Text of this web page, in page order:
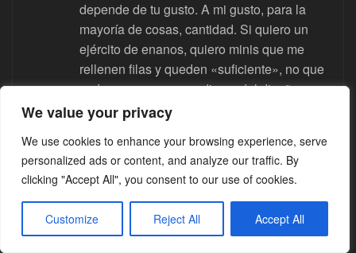
We value your privacy
We use cookies to enhance your browsing experience, serve
personalized ads or content, and analyze our traffic. By
clicking "Accept All", you consent to our use of cookies.
Customize Reject All Accept All
depende de tu gusto. A mi gusto, para la
mayoría de cosas, cantidad. Si quiero un
ejército de enanos, quiero minis que me
rellenen filas y queden «suficiente», no que
cada una sea un paradigma del diseño
contemporáneo a 50 euros la caja de 10. Y
comentado.
Pagan: te agradezco el consejo, pero no me
sirve mucho porque ya llevo mucho
acumulado (y porque nunca revendo cosas),
funcionamos de forma muy distinta ji ji ji. Un